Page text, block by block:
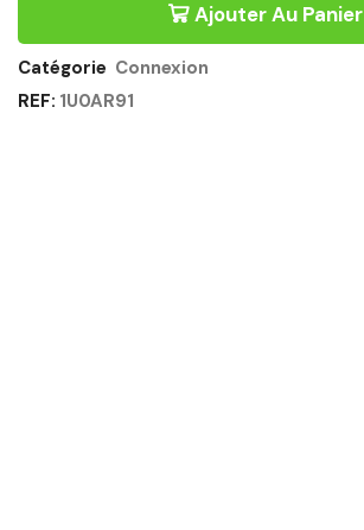
ÉCHANCRÉ
Ajouter Au Panier
Catégorie Connexion
REF: 1U0AR91